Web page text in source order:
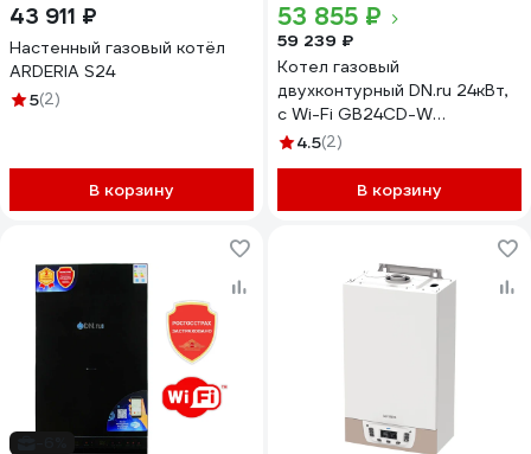
43 911 ₽
Настенный газовый котёл
ARDERIA S24
5(2)
В корзину
53 855 ₽
59 239 ₽
Котел газовый
двухконтурный DN.ru 24кВт,
с Wi-Fi GB24CD-W
настенный, белый D380-
4.5(2)
В корзину